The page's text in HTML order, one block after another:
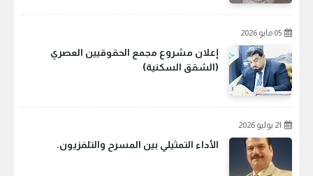
05 مايو 2026
إعلان مشروع مجمع الحقوقيين العصري
(الشقق السكنية)
21 يوليو 2026
الأداء التمثيلي بين المسرح والتلفزيون.